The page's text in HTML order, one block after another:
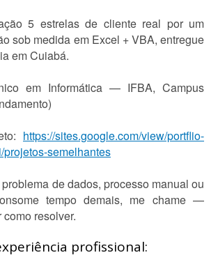
5 estrelas de cliente real por um
sob medida em Excel + VBA, entregue
em Cuiabá.
em Informática — IFBA, Campus
https://sites.google.com/view/portflio-
semelhantes
de dados, processo manual ou
tempo demais, me chame —
resolver.
profissional: